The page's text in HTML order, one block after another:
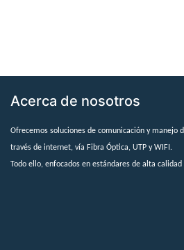
Acerca de nosotros
Ofrecemos soluciones de comunicación y manejo
través de internet, vía Fibra Óptica, UTP y WIFI.
Todo ello, enfocados en estándares de alta